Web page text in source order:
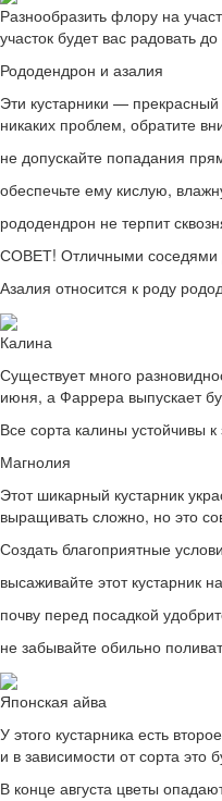
Разнообразить флору на
участок будет вас радовать
Рододендрон и азалия
Эти кустарники —
никаких проблем, обратите
не допускайте попадания
обеспечьте ему кислую,
рододендрон не терпит
СОВЕТ! Отличными соседями
Азалия относится к роду
Калина
Существует много
июня, а Фаррера выпускает
Все сорта калины устойчивы
Магнолия
Этот шикарный кустарник
выращивать сложно, но это
Создать благоприятные
высаживайте этот кустарник
почву перед посадкой
не забывайте обильно
Японская айва
У этого кустарника есть
и в зависимости от сорта
В конце августа цветы